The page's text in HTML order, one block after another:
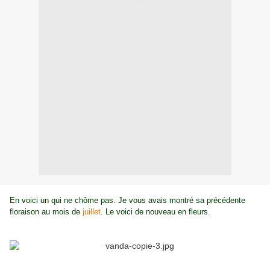
En voici un qui ne chôme pas. Je vous avais montré sa précédente
floraison au mois de juillet. Le voici de nouveau en fleurs.